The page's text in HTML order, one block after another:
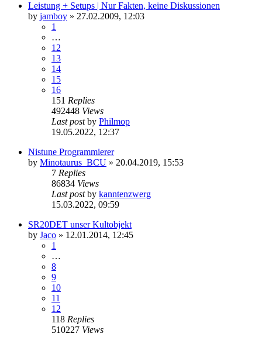
Leistung + Setups | Nur Fakten, keine Diskussionen
by jamboy » 27.02.2009, 12:03
1
…
12
13
14
15
16
151 Replies
492448 Views
Last postby Philmop
19.05.2022, 12:37
Nistune Programmierer
by Minotaurus_BCU » 20.04.2019, 15:53
7 Replies
86834 Views
Last postby kanntenzwerg
15.03.2022, 09:59
SR20DET unser Kultobjekt
by Jaco » 12.01.2014, 12:45
1
…
8
9
10
11
12
118 Replies
510227 Views